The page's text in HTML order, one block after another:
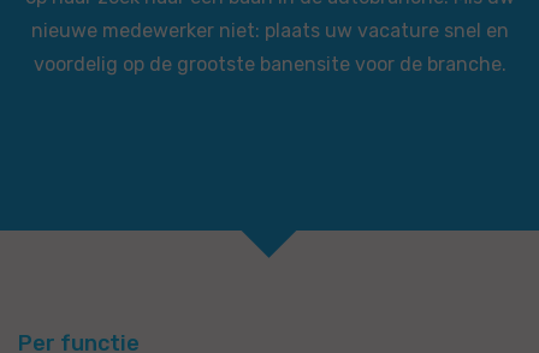
nieuwe medewerker niet: plaats uw vacature snel en
voordelig op de grootste banensite voor de branche.
Per functie